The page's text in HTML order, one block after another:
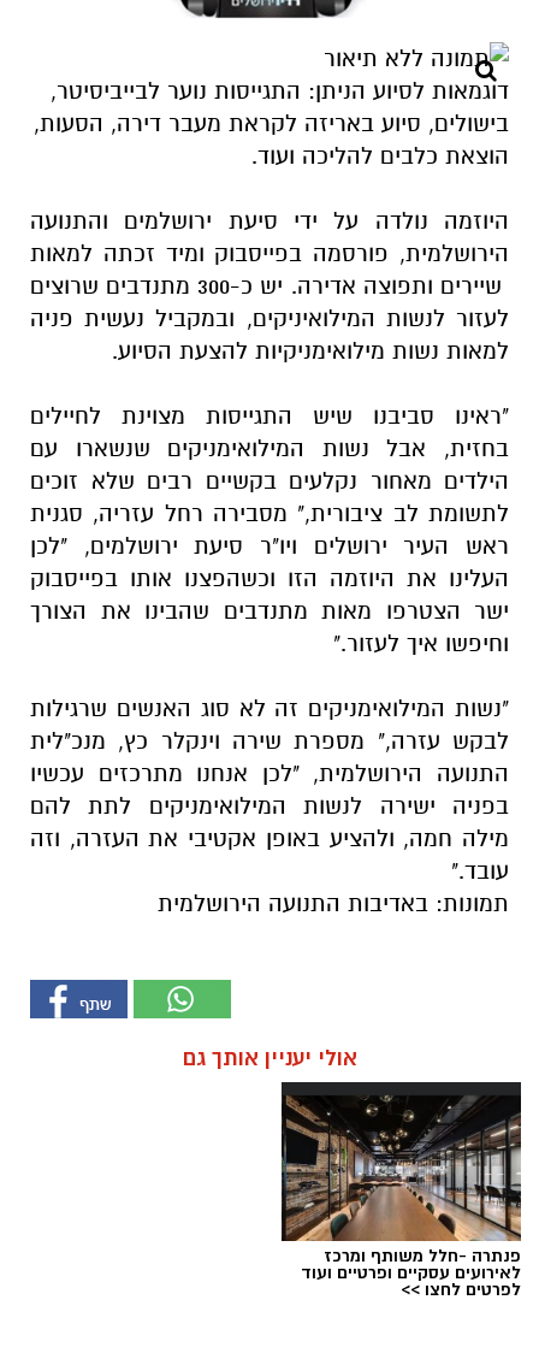
דוגמאות לסיוע הניתן: התגייסות נוער לבייביסיטר,
בישולים, סיוע באריזה לקראת מעבר דירה, הסעות,
הוצאת כלבים להליכה ועוד.
היוזמה נולדה על ידי סיעת ירושלמים והתנועה
הירושלמית, פורסמה בפייסבוק ומיד זכתה למאות
שיירים ותפוצה אדירה. יש כ-300 מתנדבים שרוצים
לעזור לנשות המילואיניקים, ובמקביל נעשית פניה
למאות נשות מילואימניקיות להצעת הסיוע.
"ראינו סביבנו שיש התגייסות מצוינת לחיילים
בחזית, אבל נשות המילואימניקים שנשארו עם
הילדים מאחור נקלעים בקשיים רבים שלא זוכים
לתשומת לב ציבורית," מסבירה רחל עזריה, סגנית
ראש העיר ירושלים ויו"ר סיעת ירושלמים, "לכן
העלינו את היוזמה הזו וכשהפצנו אותו בפייסבוק
ישר הצטרפו מאות מתנדבים שהבינו את הצורך
וחיפשו איך לעזור."
"נשות המילואימניקים זה לא סוג האנשים שרגילות
לבקש עזרה," מספרת שירה וינקלר כץ, מנכ"לית
התנועה הירושלמית, "לכן אנחנו מתרכזים עכשיו
בפניה ישירה לנשות המילואימניקים לתת להם
מילה חמה, ולהציע באופן אקטיבי את העזרה, וזה
עובד."
תמונות: באדיבות התנועה הירושלמית
אולי יעניין אותך גם
פנתרה -חלל משותף ומרכז
לאירועים עסקיים ופרטיים ועוד
לפרטים לחצו >>